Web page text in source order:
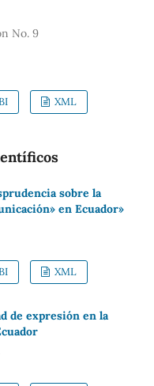
No. 9
XML
sobre la
en Ecuador»
XML
de expresión en la